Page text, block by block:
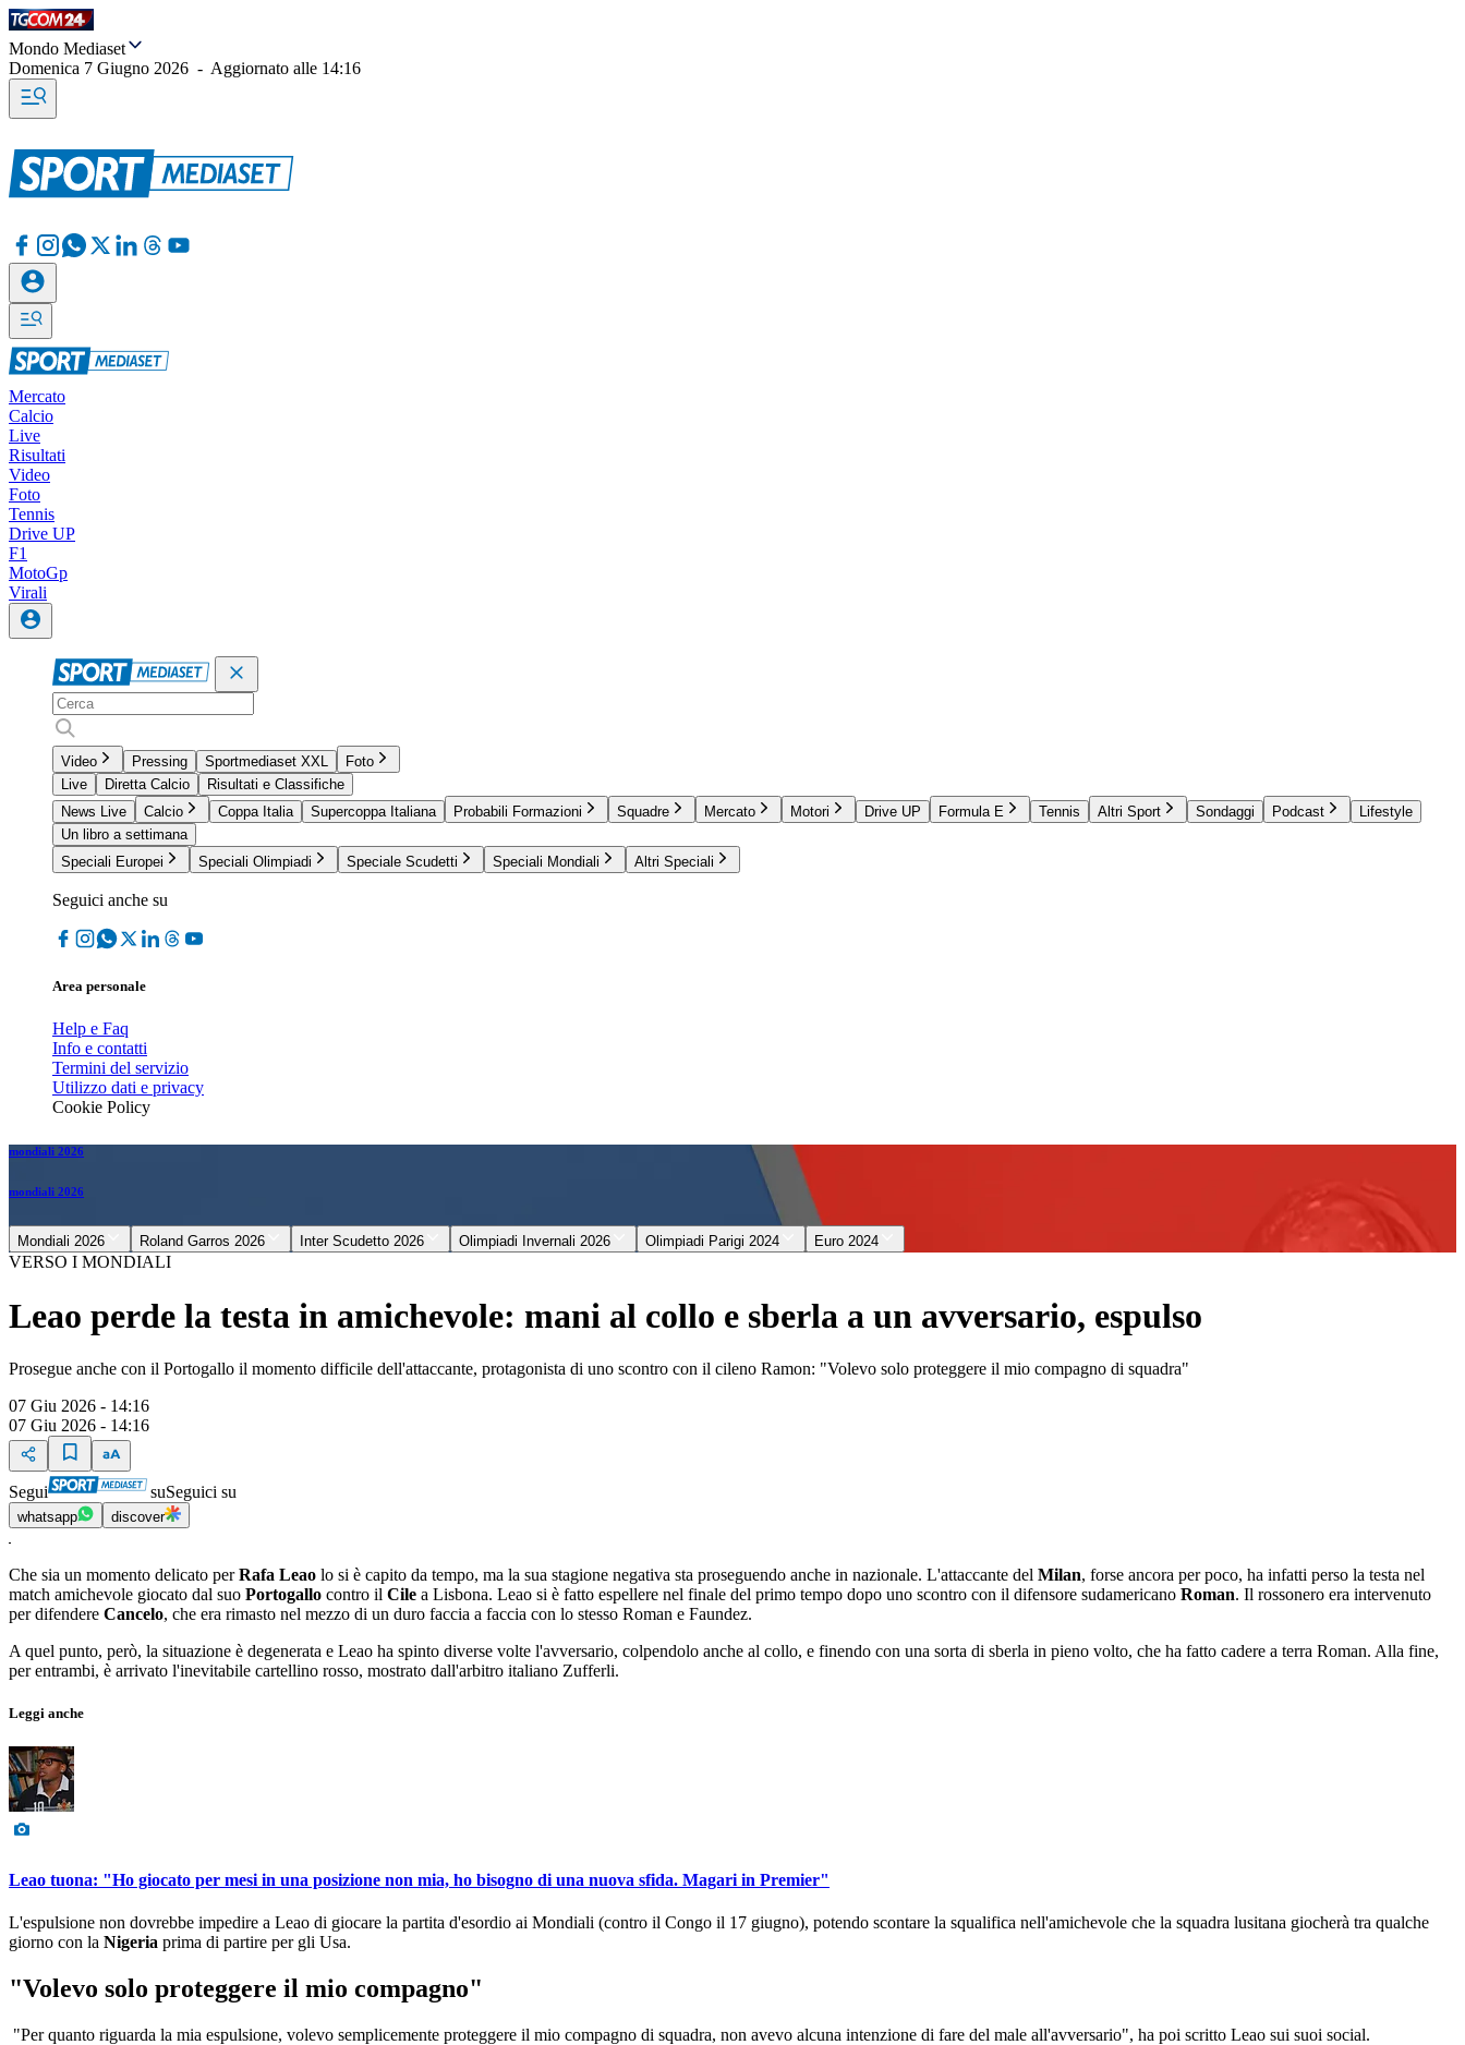
Mondo Mediaset
Domenica 7 Giugno 2026 - Aggiornato alle 14:16
Mercato
Calcio
Live
Risultati
Video
Foto
Tennis
Drive UP
F1
MotoGp
Virali
Video Pressing Sportmediaset XXL
Foto
Live
Diretta Calcio
Risultati e Classifiche
News Live
Calcio Coppa Italia Supercoppa Italiana Probabili Formazioni Squadre Mercato Motori Drive UP Formula E Tennis Altri Sport Sondaggi Podcast
Lifestyle
Un libro a settimana
Speciali Europei
Speciali Olimpiadi Speciale Scudetti Speciali Mondiali Altri Speciali
Seguici anche su
Area personale
Help e Faq
Info e contatti
Termini del servizio
Utilizzo dati e privacy
Cookie Policy
mondiali 2026
mondiali 2026
Mondiali 2026 Roland Garros 2026 Inter Scudetto 2026 Olimpiadi Invernali 2026 Olimpiadi Parigi 2024 Euro 2024
VERSO I MONDIALI
Leao perde la testa in amichevole: mani al collo e sberla a un avversario, espulso
Prosegue anche con il Portogallo il momento difficile dell'attaccante, protagonista di uno scontro con il cileno Ramon: "Volevo solo proteggere il mio compagno di squadra"
07 Giu 2026 - 14:16
07 Giu 2026 - 14:16
Segui suSeguici su
whatsapp discover
Che sia un momento delicato perRafa Leao lo si è capito da tempo, ma la sua stagione negativa sta proseguendo anche in nazionale. L'attaccante del Milan, forse ancora per poco, ha infatti perso la testa nel
match amichevole giocato dal suo Portogallo contro il Cile a Lisbona. Leao si è fatto espellere nel finale del primo tempo dopo uno scontro con il difensore sudamericano Roman. Il rossonero era intervenuto
per difendere Cancelo, che era rimasto nel mezzo di un duro faccia a faccia con lo stesso Roman e Faundez.
A quel punto, però, la situazione è degenerata e Leao ha spinto diverse volte l'avversario, colpendolo anche al collo, e finendo con una sorta di sberla in pieno volto, che ha fatto cadere a terra Roman. Alla fine,
per entrambi, è arrivato l'inevitabile cartellino rosso, mostrato dall'arbitro italiano Zufferli.
Leggi anche
Leao tuona: "Ho giocato per mesi in una posizione non mia, ho bisogno di una nuova sfida. Magari in Premier"
L'espulsione non dovrebbe impedire a Leao di giocare la partita d'esordio ai Mondiali (contro il Congo il 17 giugno), potendo scontare la squalifica nell'amichevole che la squadra lusitana giocherà tra qualche
giorno con la Nigeria prima di partire per gli Usa.
"Volevo solo proteggere il mio compagno"
"Per quanto riguarda la mia espulsione, volevo semplicemente proteggere il mio compagno di squadra, non avevo alcuna intenzione di fare del male all'avversario", ha poi scritto Leao sui suoi social.